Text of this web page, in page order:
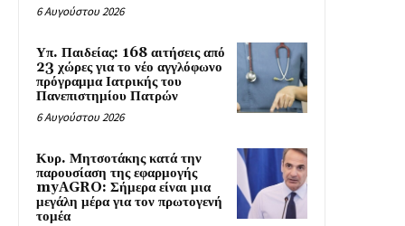
6 Αυγούστου 2026
Υπ. Παιδείας: 168 αιτήσεις από
23 χώρες για το νέο αγγλόφωνο
πρόγραμμα Ιατρικής του
Πανεπιστημίου Πατρών
6 Αυγούστου 2026
Κυρ. Μητσοτάκης κατά την
παρουσίαση της εφαρμογής
myAGRO: Σήμερα είναι μια
μεγάλη μέρα για τον πρωτογενή
τομέα